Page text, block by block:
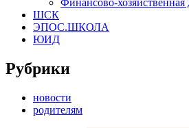
Финансово-хозяйственная
ШСК
ЭПОС.ШКОЛА
ЮИД
Рубрики
новости
родителям